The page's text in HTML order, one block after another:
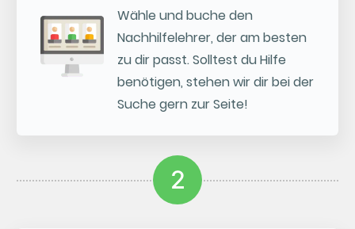
Wähle und buche den
Nachhilfelehrer, der am besten
zu dir passt. Solltest du Hilfe
benötigen, stehen wir dir bei der
Suche gern zur Seite!
2